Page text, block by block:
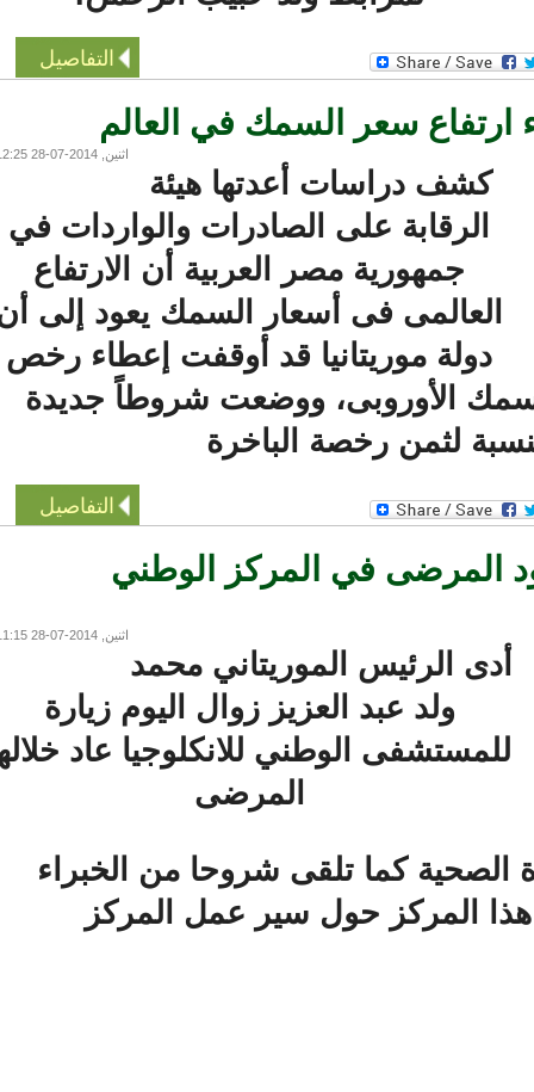
التفاصيل
ارتفاع سعر السمك في العالم
اثنين, 2014-07-28 12:25
كشف دراسات أعدتها هيئة
الرقابة على الصادرات والواردات في
جمهورية مصر العربية أن الارتفاع
العالمى فى أسعار السمك يعود إلى أن
دولة موريتانيا قد أوقفت إعطاء رخص
الأوروبى، ووضعت شروطاً جديدة
لثمن رخصة الباخرة
التفاصيل
المرضى في المركز الوطني
اثنين, 2014-07-28 11:15
الرئيس الموريتاني محمد
ولد عبد العزيز زوال اليوم زيارة
الوطني للانكلوجيا عاد خلالها
المرضى
كما تلقى شروحا من الخبراء
المركز حول سير عمل المركز